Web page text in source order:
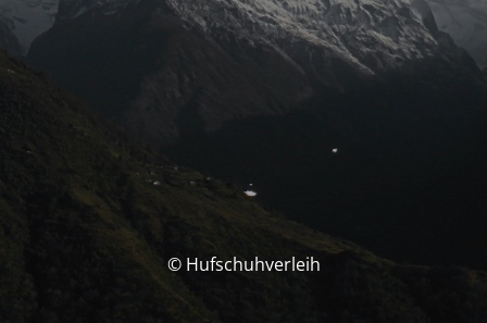
© Hufschuhverleih